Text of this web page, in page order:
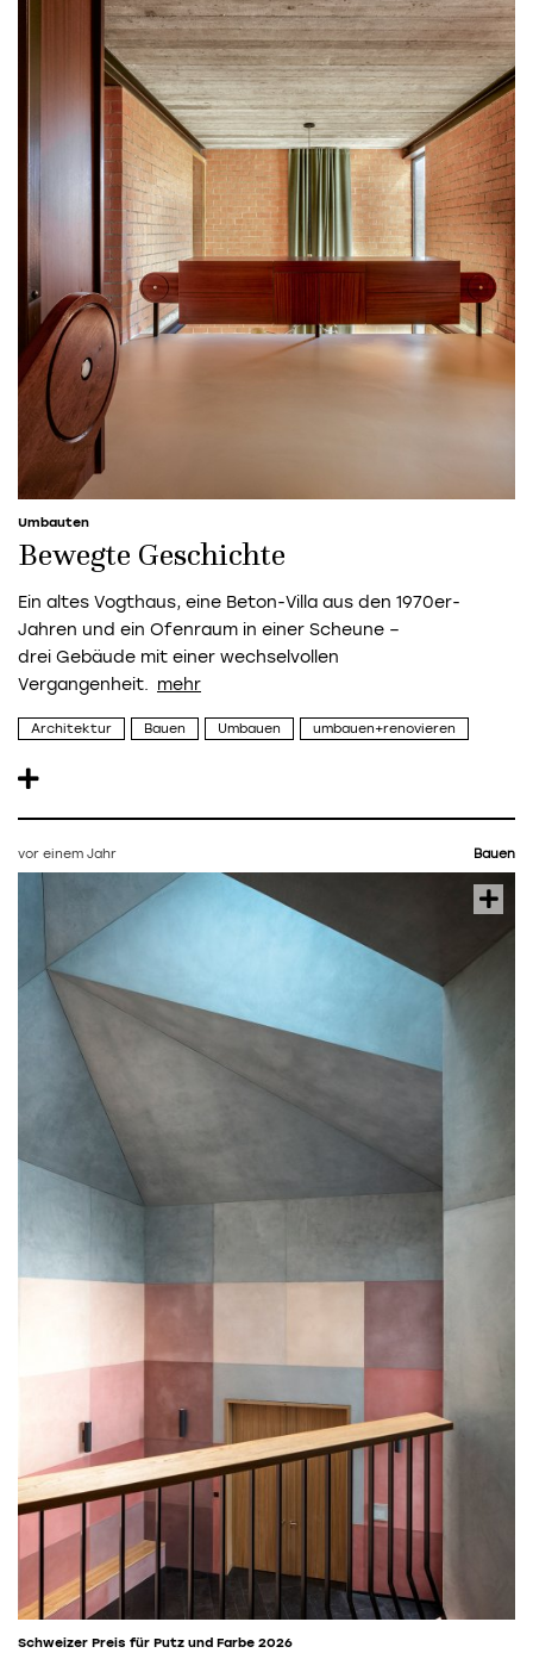
Umbauten
Bewegte Geschichte
Ein altes Vogthaus, eine Beton-Villa aus den 1970er-
Jahren und ein Ofenraum in einer Scheune –
drei Gebäude mit einer wechselvollen
Vergangenheit.
Architektur Bauen Umbauen umbauen+renovieren
vor einem Jahr Bauen
Schweizer Preis für Putz und Farbe 2026